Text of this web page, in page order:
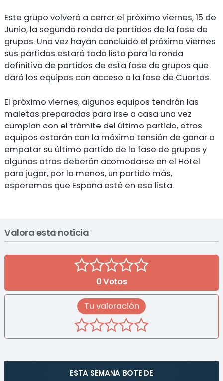
Este grupo volverá a cerrar el próximo viernes, 15 de
Junio, la segunda ronda de partidos de la fase de
grupos. Una vez hayan concluido el próximo viernes
sus partidos estará todo listo para la ronda
definitiva de partidos de esta fase de grupos que
dará los equipos con acceso a la fase de Cuartos.
El próximo viernes, algunos equipos tendrán las
maletas preparadas para irse a casa una vez
cumplan con el trámite del último partido, otros
equipos estarán con la máxima tensión de ganar o
empatar su último partido de la fase de grupos y
algunos otros deberán acomodarse en el Hotel
para jugar, por lo menos, un partido más,
esperemos que España esté en esa lista.
Valora esta noticia
0Votos
Tu valoración
ESTA SEMANA BOTE DE